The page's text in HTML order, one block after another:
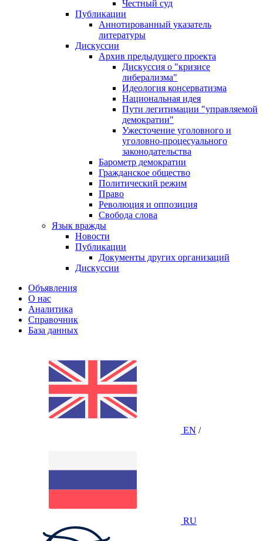
Честный суд
Публикации
Аннотированный указатель
литературы
Дискуссии
Архив предыдущего проекта
Дискуссия о "кризисе
либерализма"
Идеология консерватизма
Национальная идея
Пути легитимации "управляемой
демократии"
Ужесточение уголовного и
уголовно-процесуального
законодательства
Барометр демократии
Гражданское общество
Политический режим
Право
Революция и оппозиция
Свобода слова
Язык вражды
Новости
Публикации
Документы других организаций
Дискуссии
Объявления
О нас
Аналитика
Справочник
База данных
EN /
RU